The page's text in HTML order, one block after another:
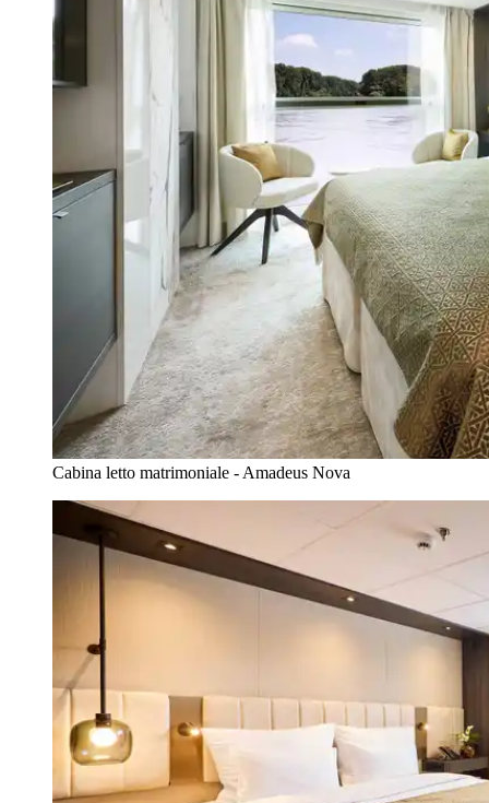
Cabina letto matrimoniale - Amadeus Nova